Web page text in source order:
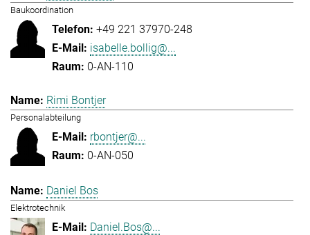
Baukoordination
+49 221 37970-248
isabelle.bollig@...
0-AN-110
Rimi Bontjer
Personalabteilung
rbontjer@...
0-AN-050
Daniel Bos
Elektrotechnik
Daniel.Bos@...